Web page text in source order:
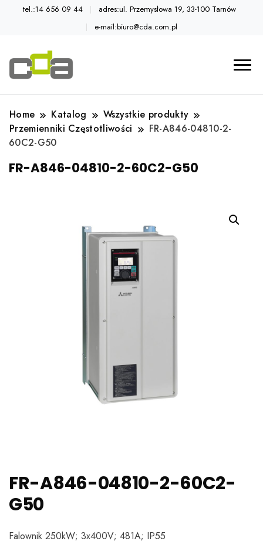
tel.:14 656 09 44
adres:ul. Przemysłowa 19, 33-100 Tarnów
e-mail:biuro@cda.com.pl
Home Katalog
Wszystkie produkty
Przemienniki Częstotliwości
FR-A846-04810-2-
60C2-G50
FR-A846-04810-2-60C2-G50
FR-A846-04810-2-60C2-
G50
Falownik 250kW; 3x400V; 481A; IP55